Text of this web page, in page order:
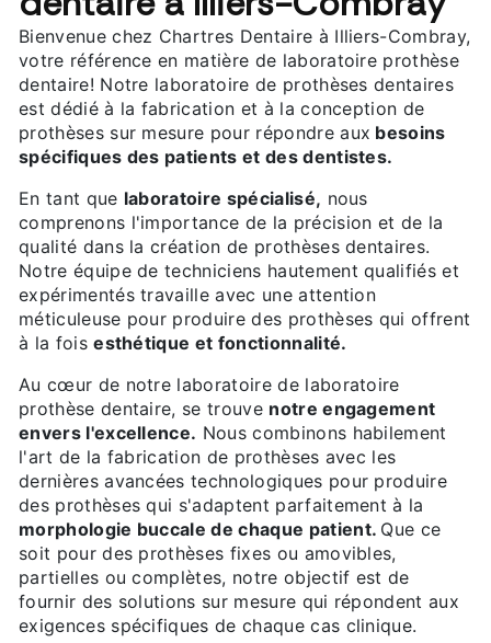
Bienvenue chez Chartres Dentaire à Illiers-Combray,
votre référence en matière de laboratoire prothèse
dentaire! Notre laboratoire de prothèses dentaires
est dédié à la fabrication et à la conception de
prothèses sur mesure pour répondre aux besoins
spécifiques des patients et des dentistes.
En tant que laboratoire spécialisé, nous
comprenons l'importance de la précision et de la
qualité dans la création de prothèses dentaires.
Notre équipe de techniciens hautement qualifiés et
expérimentés travaille avec une attention
méticuleuse pour produire des prothèses qui offrent
à la foisesthétique et fonctionnalité.
Au cœur de notre laboratoire de laboratoire
prothèse dentaire, se trouve notre engagement
envers l'excellence. Nous combinons habilement
l'art de la fabrication de prothèses avec les
dernières avancées technologiques pour produire
des prothèses qui s'adaptent parfaitement à la
morphologie buccale de chaque patient. Que ce
soit pour des prothèses fixes ou amovibles,
partielles ou complètes, notre objectif est de
fournir des solutions sur mesure qui répondent aux
exigences spécifiques de chaque cas clinique.